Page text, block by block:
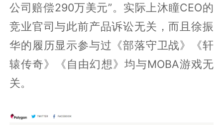
公司赔偿290万美元”。实际上沐瞳CEO的
竞业官司与此前产品诉讼无关，而且徐振
华的履历显示参与过《部落守卫战》《轩
辕传奇》《自由幻想》均与MOBA游戏无
关。